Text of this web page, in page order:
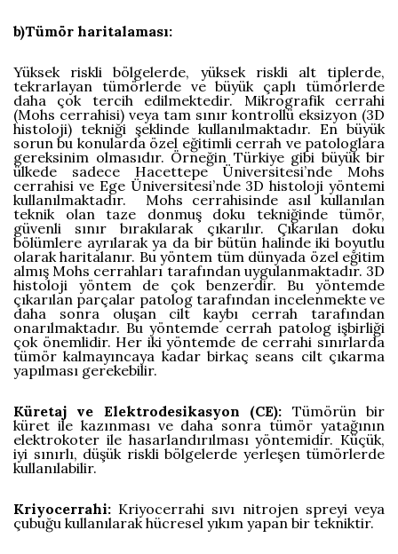
b)Tümör haritalaması:
Yüksek riskli bölgelerde, yüksek riskli alt tiplerde,
tekrarlayan tümörlerde ve büyük çaplı tümörlerde
daha çok tercih edilmektedir. Mikrografik cerrahi
(Mohs cerrahisi) veya tam sınır kontrollü eksizyon (3D
histoloji) tekniği şeklinde kullanılmaktadır. En büyük
sorun bu konularda özel eğitimli cerrah ve patologlara
gereksinim olmasıdır. Örneğin Türkiye gibi büyük bir
ülkede sadece Hacettepe Üniversitesi’nde Mohs
cerrahisi ve Ege Üniversitesi’nde 3D histoloji yöntemi
kullanılmaktadır. Mohs cerrahisinde asıl kullanılan
teknik olan taze donmuş doku tekniğinde tümör,
güvenli sınır bırakılarak çıkarılır. Çıkarılan doku
bölümlere ayrılarak ya da bir bütün halinde iki boyutlu
olarak haritalanır. Bu yöntem tüm dünyada özel eğitim
almış Mohs cerrahları tarafından uygulanmaktadır. 3D
histoloji yöntem de çok benzerdir. Bu yöntemde
çıkarılan parçalar patolog tarafından incelenmekte ve
daha sonra oluşan cilt kaybı cerrah tarafından
onarılmaktadır. Bu yöntemde cerrah patolog işbirliği
çok önemlidir. Her iki yöntemde de cerrahi sınırlarda
tümör kalmayıncaya kadar birkaç seans cilt çıkarma
yapılması gerekebilir.
Küretaj ve Elektrodesikasyon (CE): Tümörün bir
küret ile kazınması ve daha sonra tümör yatağının
elektrokoter ile hasarlandırılması yöntemidir. Küçük,
iyi sınırlı, düşük riskli bölgelerde yerleşen tümörlerde
kullanılabilir.
Kriyocerrahi: Kriyocerrahi sıvı nitrojen spreyi veya
çubuğu kullanılarak hücresel yıkım yapan bir tekniktir.